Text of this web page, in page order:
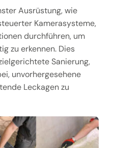
Ausrüstung, wie
Kamerasysteme,
durchführen, um
zu erkennen. Dies
Sanierung,
unvorhergesehene
Leckagen zu